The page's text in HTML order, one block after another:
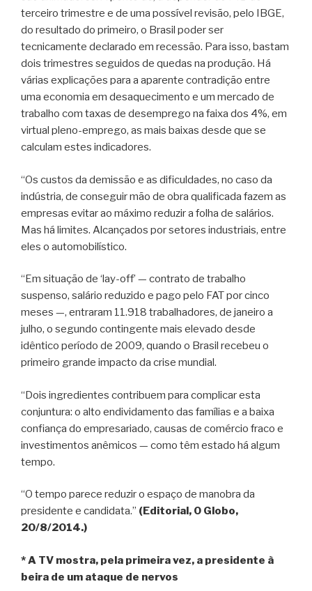
terceiro trimestre e de uma possível revisão, pelo IBGE,
do resultado do primeiro, o Brasil poder ser
tecnicamente declarado em recessão. Para isso, bastam
dois trimestres seguidos de quedas na produção. Há
várias explicações para a aparente contradição entre
uma economia em desaquecimento e um mercado de
trabalho com taxas de desemprego na faixa dos 4%, em
virtual pleno-emprego, as mais baixas desde que se
calculam estes indicadores.
“Os custos da demissão e as dificuldades, no caso da
indústria, de conseguir mão de obra qualificada fazem as
empresas evitar ao máximo reduzir a folha de salários.
Mas há limites. Alcançados por setores industriais, entre
eles o automobilístico.
“Em situação de ‘lay-off’ — contrato de trabalho
suspenso, salário reduzido e pago pelo FAT por cinco
meses —, entraram 11.918 trabalhadores, de janeiro a
julho, o segundo contingente mais elevado desde
idêntico período de 2009, quando o Brasil recebeu o
primeiro grande impacto da crise mundial.
“Dois ingredientes contribuem para complicar esta
conjuntura: o alto endividamento das famílias e a baixa
confiança do empresariado, causas de comércio fraco e
investimentos anêmicos — como têm estado há algum
tempo.
“O tempo parece reduzir o espaço de manobra da
presidente e candidata.” (Editorial, O Globo,
20/8/2014.)
* A TV mostra, pela primeira vez, a presidente à
beira de um ataque de nervos